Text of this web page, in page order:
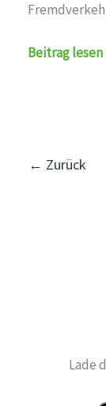
Einige
Linien
Beitrag lesen
← Zurück
Lade